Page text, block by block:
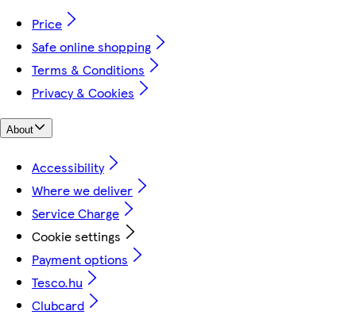
Price
Safe online shopping
Terms & Conditions
Privacy & Cookies
About
Accessibility
Where we deliver
Service Charge
Cookie settings
Payment options
Tesco.hu
Clubcard